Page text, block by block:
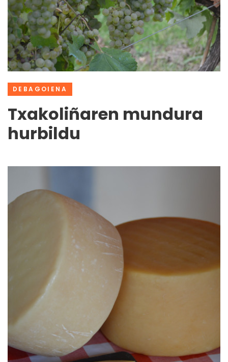
DEBAGOIENA
Txakoliñaren mundura
hurbildu